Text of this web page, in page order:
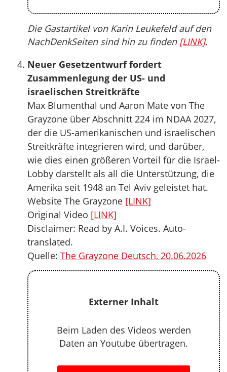
Die Gastartikel von Karin Leukefeld auf den
NachDenkSeiten sind hin zu finden [LINK].
Neuer Gesetzentwurf fordert
Zusammenlegung der US- und
israelischen Streitkräfte
Max Blumenthal und Aaron Mate von The
Grayzone über Abschnitt 224 im NDAA 2027,
der die US-amerikanischen und israelischen
Streitkräfte integrieren wird, und darüber,
wie dies einen größeren Vorteil für die Israel-
Lobby darstellt als all die Unterstützung, die
Amerika seit 1948 an Tel Aviv geleistet hat.
Website The Grayzone [LINK]
Original Video [LINK]
Disclaimer: Read by A.I. Voices. Auto-
translated.
Quelle: The Grayzone Deutsch, 20.06.2026
Externer Inhalt
Beim Laden des Videos werden
Daten an Youtube übertragen.